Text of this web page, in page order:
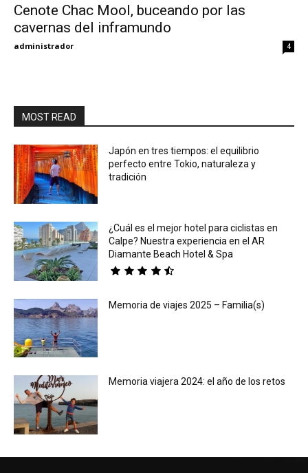
Eyes
Cenote Chac Mool, buceando por las
cavernas del inframundo
administrador 4
MOST READ
Japón en tres tiempos: el equilibrio
perfecto entre Tokio, naturaleza y
tradición
¿Cuál es el mejor hotel para ciclistas en
Calpe? Nuestra experiencia en el AR
Diamante Beach Hotel & Spa
Memoria de viajes 2025 – Familia(s)
Memoria viajera 2024: el año de los retos